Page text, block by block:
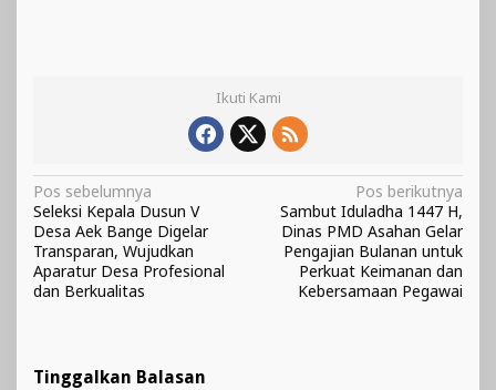
Ikuti Kami
Navigasi
pos
Pos sebelumnya
Seleksi Kepala Dusun V
Desa Aek Bange Digelar
Transparan, Wujudkan
Aparatur Desa Profesional
dan Berkualitas
Pos berikutnya
Sambut Iduladha 1447 H,
Dinas PMD Asahan Gelar
Pengajian Bulanan untuk
Perkuat Keimanan dan
Kebersamaan Pegawai
Tinggalkan Balasan